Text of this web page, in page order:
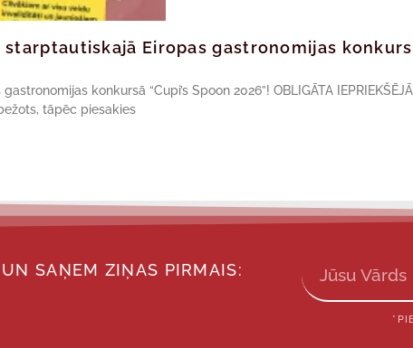
Eiropas gastronomijas
konkursā “Cupi’s Spoon 2026”! OBLIGĀTA
tāpēc piesakies
SAŅEM ZIŅAS PIRMAIS: